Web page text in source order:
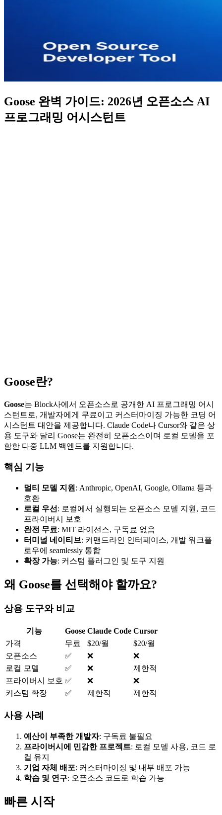
Goose 완벽 가이드: 2026년 오픈소스 AI
프로그래밍 어시스턴트
Goose란?
Goose는 Block사에서 오픈소스로 공개한 AI 프로그래밍 어시
스턴트로, 개발자에게 무료이고 커스터마이징 가능한 코딩 어
시스턴트 대안을 제공합니다. Claude Code나 Cursor와 같은 상
용 도구와 달리 Goose는 완전히 오픈소스이며 로컬 모델을 포
함한 다중 LLM 백엔드를 지원합니다.
핵심 기능
멀티 모델 지원 : Anthropic, OpenAI, Google, Ollama 등과
호환
로컬 우선 : 로컬에서 실행되는 오픈소스 모델 지원, 코드
프라이버시 보호
완전 무료: MIT 라이선스, 구독료 없음
터미널 네이티브: 커맨드라인 인터페이스, 개발 워크플
로우에 seamlessly 통합
확장 가능: 커스텀 플러그인 및 도구 지원
왜 Goose를 선택해야 할까요?
상용 도구와 비교
기능 Goose Claude Code Cursor
가격
무료 $20/월
$20/월
오픈소스
✅ ❌
❌
로컬 모델
✅ ❌
제한적
프라이버시 보호 ✅ ❌
❌
커스텀 확장
✅ 제한적 제한적
사용 사례
예산이 부족한 개발자: 구독료 불필요
프라이버시에 민감한 프로젝트: 로컬 모델 사용, 코드 로
컬 유지
기업 자체 배포: 커스터마이징 및 내부 배포 가능
학습 및 연구: 오픈소스 코드로 학습 가능
빠른 시작